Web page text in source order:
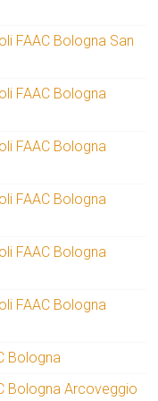
FAAC Bologna San
FAAC Bologna
FAAC Bologna
FAAC Bologna
FAAC Bologna
FAAC Bologna
Bologna
Bologna Arcoveggio